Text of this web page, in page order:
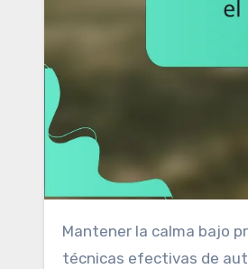
Mantener la calma bajo presión es esencial para que los atletas rindan al máximo. Este artículo explora
técnicas efectivas de